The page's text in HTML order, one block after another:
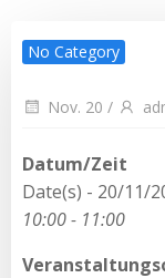
No Category
Nov. 20 /
Datum/Zeit
Date(s) - 20/11/
10:00 - 11:00